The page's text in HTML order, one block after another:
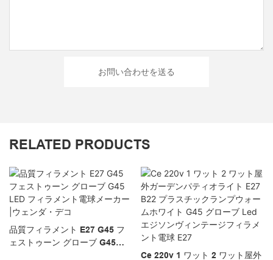
お問い合わせを送る
RELATED PRODUCTS
品質フィラメント E27 G45 フ
ェストゥーン グローブ G45
Ce 220v 1 ワット 2 ワット屋外